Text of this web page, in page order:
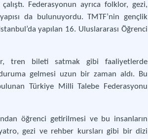
Federasyonun ayrıca folklor, gezi,
da bulunuyordu. TMTF’nin gençlik
yapılan 16. Uluslararası Öğrenci
tren bileti satmak gibi faaliyetlerde
gelmesi uzun bir zaman aldı. Bu
Türkiye Milli Talebe Federasyonu
öğrenci getirilmesi ve bu insanların
gezi ve rehber kursları gibi bir dizi